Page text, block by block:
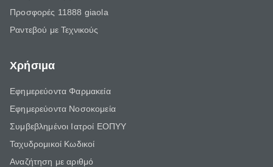
Προσφορές 11888 giaola
Ραντεβού με Τεχνικούς
Χρήσιμα
Εφημερεύοντα Φαρμακεία
Εφημερεύοντα Νοσοκομεία
Συμβεβλημένοι Ιατροί ΕΟΠΥΥ
Ταχυδρομικοί Κωδικοί
Αναζήτηση με αριθμό